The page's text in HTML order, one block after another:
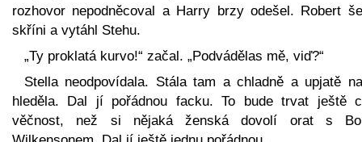
rozhovor nepodněcoval a Harry brzy odešel. Robert
skříni a vytáhl Stehu.
„Ty proklatá kurvo!“ začal. „Podvádělas mě, viď?“
Stella neodpovídala. Stála tam a chladně a upjatě
hleděla. Dal jí pořádnou facku. To bude trvat ještě
věčnost, než si nějaká ženská dovolí orat s